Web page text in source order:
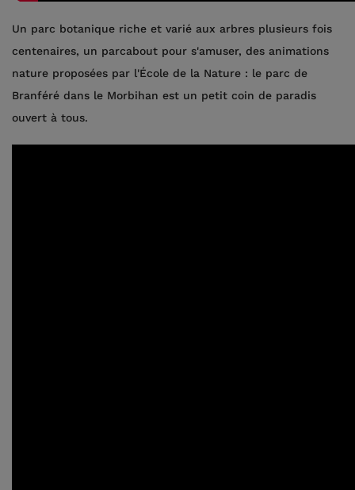
Un parc botanique riche et varié aux arbres plusieurs fois
centenaires, un parcabout pour s'amuser, des animations
nature proposées par l'École de la Nature : le parc de
Branféré dans le Morbihan est un petit coin de paradis
ouvert à tous.